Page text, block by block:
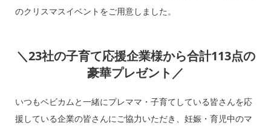
のクリスマスイベントをご用意しました。
＼23社の子育て応援企業様から合計113点の
豪華プレゼント／
いつもベビカムと一緒にプレママ・子育てしている皆さんを応
援している企業の皆さんにご協力いただき、妊娠・育児中のマ